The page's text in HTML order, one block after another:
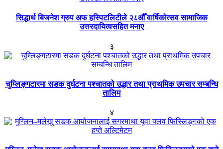
सिद्धार्थ बिजनेश ग्रुप अफ हस्पिटलिटीले २८औँ वार्षिकोत्सव सामाजिक
उत्तरदायित्वसहित मनाए
३
चुम्लिङ्गटारमा सडक दुर्घटना पश्चातको उद्धार तथा प्राथमिक उपचार सम्बन्धि
तालिम
४